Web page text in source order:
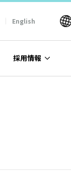
English
採用情報